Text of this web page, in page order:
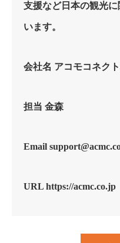
支援など日本の観光
います。
会社名 アコモコネク
担当 金森
Email
URL https://acmc.co.jp